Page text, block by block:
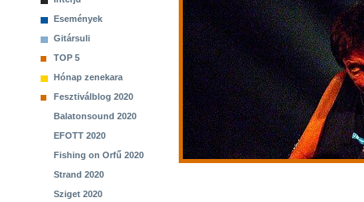
Események
Gitársuli
TOP 5
Hónap zenekara
Fesztiválblog 2020
Balatonsound 2020
EFOTT 2020
Fishing on Orfű 2020
Strand 2020
Sziget 2020